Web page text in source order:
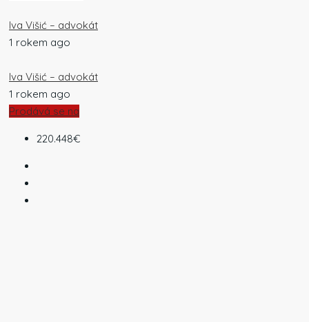
Iva Višić – advokát
1 rokem ago
Iva Višić – advokát
1 rokem ago
Prodává se na
220.448€